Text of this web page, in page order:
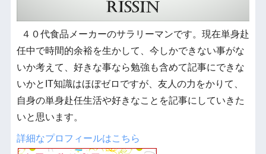
４０代食品メーカーのサラリーマンです。現在単身赴
任中で時間的余裕を生かして、今しかできない事がな
いか考えて、好きな事なら勉強も含めて記事にできな
いかとIT知識はほぼゼロですが、友人の力をかりて、
自身の単身赴任生活や好きなことを記事にしていきた
いと思います。
詳細なプロフィールはこちら